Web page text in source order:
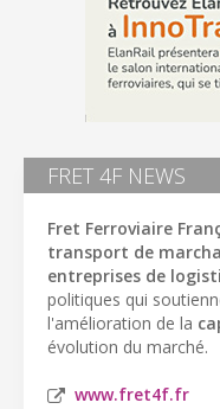
FRET 4F NEWS
Fret Ferroviaire
transport de
entreprises de
politiques qui
l'amélioration de la
évolution du marché.
www.fret4f.fr